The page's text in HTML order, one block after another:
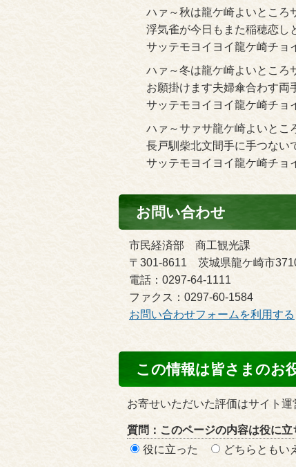
ハァ～秋は龍ケ崎よいところ
浮気雀が今日もまた稲穂恋し
サッテモヨイヨイ龍ケ崎チョ
ハァ～冬は龍ケ崎よいところ
お願掛けます夫婦傘合わす両
サッテモヨイヨイ龍ケ崎チョ
ハァ～サァサ龍ケ崎よいとこ
長戸馴柴北文間手に手つない
サッテモヨイヨイ龍ケ崎チョ
お問い合わせ
市民経済部 商工観光課
〒301-8611 茨城県龍ケ崎市
電話：0297-64-1111
ファクス：0297-60-1584
お問い合わせフォームを利用する
ン
テ
ン
ツ
この情報は皆さまのお
お寄せいただいた評価はサイト運
質問：このページの内容は役に立
役に立った
どちらともい